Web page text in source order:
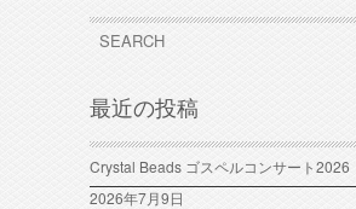
最近の投稿
Crystal Beads ゴスペルコンサート2026
2026年7月9日